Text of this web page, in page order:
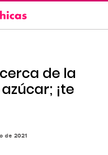
de la
¡te
de 2021